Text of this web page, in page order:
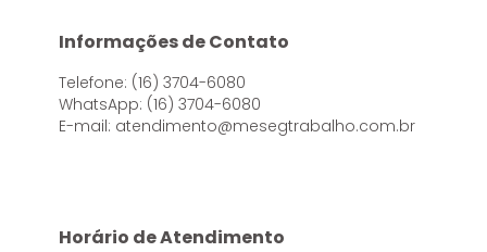
Informações de Contato
Telefone: (16) 3704-6080
WhatsApp: (16) 3704-6080
E-mail: atendimento@mesegtrabalho.com.br
Horário de Atendimento